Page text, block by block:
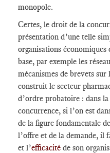
monopole.
Certes, le droit de la
présentation d’une telle
organisations économiques
base, par exemple les
mécanismes de brevets
construit le secteur
d’ordre probatoire : dans
concurrence, si l’on est
de la figure fondamentale
l’offre et de la demande, il
et l’efficacité de son